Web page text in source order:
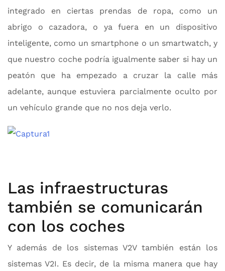
integrado en ciertas prendas de ropa, como un
abrigo o cazadora, o ya fuera en un dispositivo
inteligente, como un smartphone o un smartwatch, y
que nuestro coche podría igualmente saber si hay un
peatón que ha empezado a cruzar la calle más
adelante, aunque estuviera parcialmente oculto por
un vehículo grande que no nos deja verlo.
Las infraestructuras
también se comunicarán
con los coches
Y además de los sistemas V2V también están los
sistemas V2I. Es decir, de la misma manera que hay